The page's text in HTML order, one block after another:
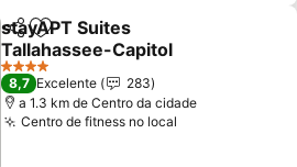
PartilharAdicionar aos favoritos
stayAPT Suites
Tallahassee-Capitol
Ver preços
4 Estrelas
8,7 Excelente
283
a 1.3 km de Centro da cidade
Centro de fitness no local